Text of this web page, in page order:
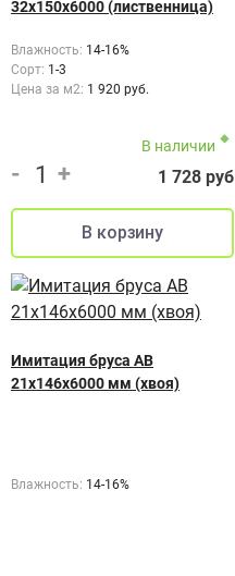
32х150х6000 (лиственница)
Влажность: 14-16%
Сорт: 1-3
Цена за м2: 1 920 руб.
В наличии
- + 1 728 руб
Имитация бруса AB
21x146x6000 мм (хвоя)
Влажность: 14-16%